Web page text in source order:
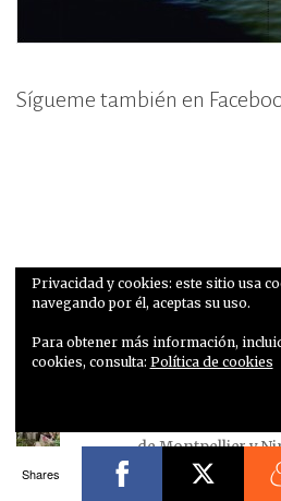
Sígueme también en
Lo más leído
Escapadas a los
de Montpellier y
Privacidad y cookies: este sitio usa
navegando por él, aceptas su uso.
Para obtener más información,
cookies, consulta: Política de cookies
Shares